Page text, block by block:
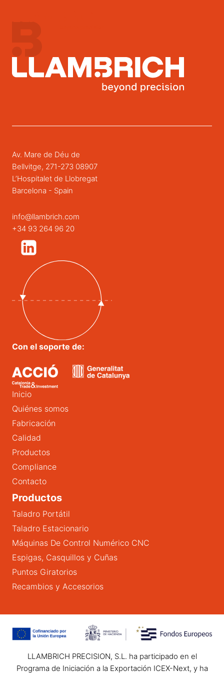
Av. Mare de Déu de
Bellvitge, 271-273 08907
L’Hospitalet de Llobregat
Barcelona - Spain
info@llambrich.com
+34 93 264 96 20
Con el soporte de:
Inicio
Quiénes somos
Fabricación
Calidad
Productos
Compliance
Contacto
Productos
Taladro Portátil
Taladro Estacionario
Máquinas De Control Numérico CNC
Espigas, Casquillos y Cuñas
Puntos Giratorios
Recambios y Accesorios
LLAMBRICH PRECISION, S.L. ha participado en el
Programa de Iniciación a la Exportación ICEX-Next, y ha